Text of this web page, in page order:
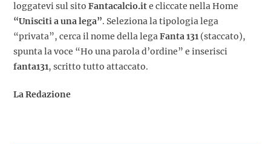
loggatevi sul sito Fantacalcio.ite cliccate nella Home
“Unisciti a una lega”. Seleziona la tipologia lega
“privata”, cerca il nome della legaFanta 131 (staccato),
spunta la voce “Ho una parola d’ordine” e inserisci
fanta131, scritto tutto attaccato.
La Redazione